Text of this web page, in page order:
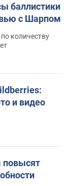
баллистики
с Шарпом
количеству
и видео
повысят